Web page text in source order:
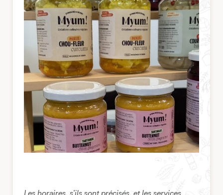
Les horaires, s’ils sont précisés, et les services